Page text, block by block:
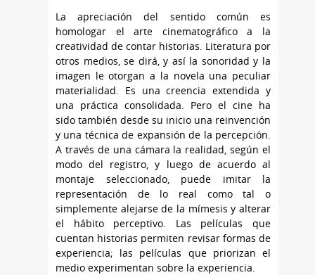
La apreciación del sentido común es
homologar el arte cinematográfico a la
creatividad de contar historias. Literatura por
otros medios, se dirá, y así la sonoridad y la
imagen le otorgan a la novela una peculiar
materialidad. Es una creencia extendida y
una práctica consolidada. Pero el cine ha
sido también desde su inicio una reinvención
y una técnica de expansión de la percepción.
A través de una cámara la realidad, según el
modo del registro, y luego de acuerdo al
montaje seleccionado, puede imitar la
representación de lo real como tal o
simplemente alejarse de la mímesis y alterar
el hábito perceptivo. Las películas que
cuentan historias permiten revisar formas de
experiencia; las películas que priorizan el
medio experimentan sobre la experiencia.